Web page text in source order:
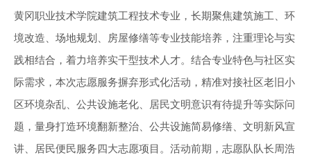
黄冈职业技术学院建筑工程技术专业，长期聚焦建筑施工、环
境改造、场地规划、房屋修缮等专业技能培养，注重理论与实
践相结合，着力培养实干型技术人才。结合专业特色与社区实
际需求，本次志愿服务摒弃形式化活动，精准对接社区老旧小
区环境杂乱、公共设施老化、居民文明意识有待提升等实际问
题，量身打造环境翻新整治、公共设施简易修缮、文明新风宣
讲、居民便民服务四大志愿项目。活动前期，志愿队队长周浩